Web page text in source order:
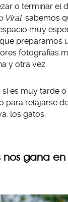
o terminar el
Viral sabemos
muy
preparamos
fotografías
y otra vez.
es muy tarde
para relajarse
los gatos.
nos gana en